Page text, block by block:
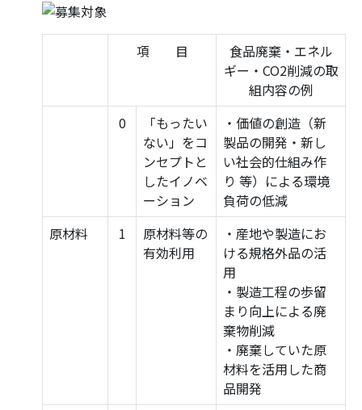
項 目
食品廃棄・エネル
ギー・CO2削減の取
組内容の例
0
「もったい
ない」をコ
ンセプトと
したイノベ
ーション
・価値の創造（新
製品の開発・新し
い社会的仕組み作
り 等）による環境
負荷の低減
原材料
1
原材料等の
有効利用
・産地や製造にお
ける規格外品の活
用
・製造工程の歩留
まり向上による廃
棄物削減
・廃棄していた原
材料を活用した商
品開発